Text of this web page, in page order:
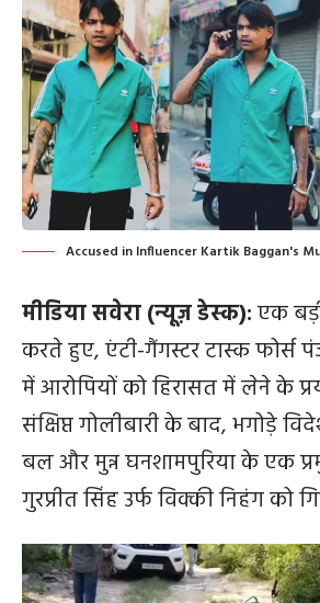
Accused in Influencer Kartik Baggan's
मीडिया सवेरा (न्यूज़ डेस्क):एक
करते हुए, एंटी-गैंगस्टर टास्क फोर्स
में आरोपियों को हिरासत में लेने के
संक्षिप्त गोलीबारी के बाद, भगोड़े
बल और मुन्न घनशामपुरिया के एक
गुरप्रीत सिंह उर्फ ​​विक्की निहंग को